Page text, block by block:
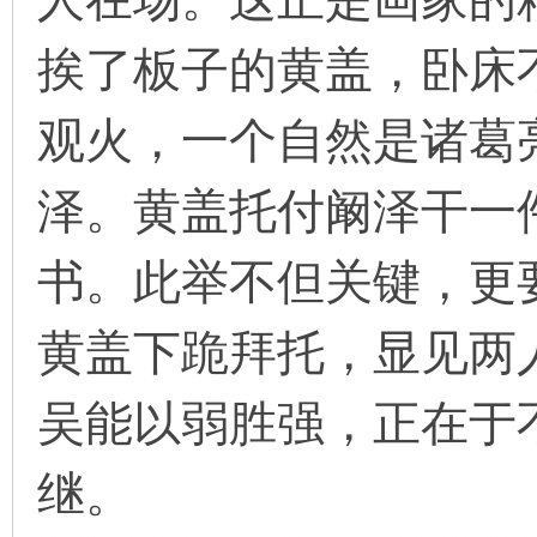
挨了板子的黄盖，卧
观火，一个自然是诸
泽。黄盖托付阚泽干
书。此举不但关键，
黄盖下跪拜托，显见
吴能以弱胜强，正在
继。